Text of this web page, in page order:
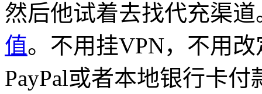
然后他试着去找代充渠
值。不用挂VPN，不用
PayPal或者本地银行卡